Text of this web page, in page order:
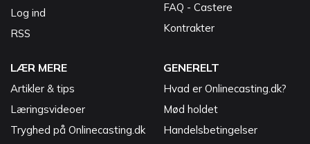
Log ind
RSS
FAQ - Castere
Kontrakter
LÆR MERE
Artikler & tips
Læringsvideoer
Tryghed på Onlinecasting.dk
GENERELT
Hvad er Onlinecasting.dk?
Mød holdet
Handelsbetingelser